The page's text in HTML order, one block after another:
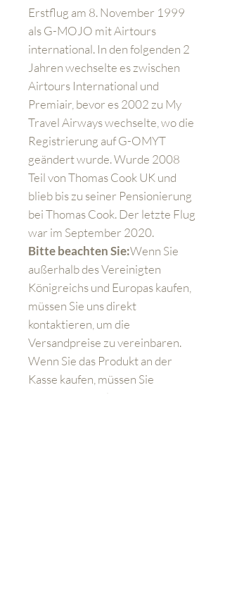
Erstflug am 8. November 1999
als G-MOJO mit Airtours
international. In den folgenden 2
Jahren wechselte es zwischen
Airtours International und
Premiair, bevor es 2002 zu My
Travel Airways wechselte, wo die
Registrierung auf G-OMYT
geändert wurde. Wurde 2008
Teil von Thomas Cook UK und
blieb bis zu seiner Pensionierung
bei Thomas Cook. Der letzte Flug
war im September 2020.
Bitte beachten Sie:Wenn Sie
außerhalb des Vereinigten
Königreichs und Europas kaufen,
müssen Sie uns direkt
kontaktieren, um die
Versandpreise zu vereinbaren.
Wenn Sie das Produkt an der
Kasse kaufen, müssen Sie